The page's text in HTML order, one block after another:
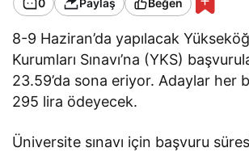
0 Paylaş Beğen
8-9 Haziran’da yapılacak
Kurumları Sınavı’na (YKS)
23.59’da sona eriyor. Adaylar her
295 lira ödeyecek.
Üniversite sınavı için başvuru